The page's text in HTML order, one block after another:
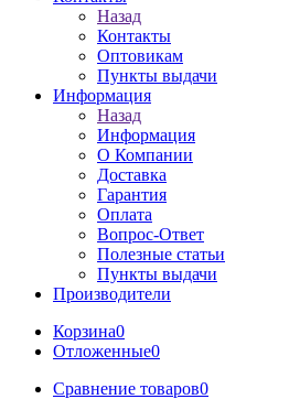
Назад
Контакты
Оптовикам
Пункты выдачи
Информация
Назад
Информация
О Компании
Доставка
Гарантия
Оплата
Вопрос-Ответ
Полезные статьи
Пункты выдачи
Производители
Корзина0
Отложенные0
Сравнение товаров0